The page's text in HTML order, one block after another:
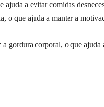
a evitar comidas
ajuda a manter a
corporal, o que ajuda